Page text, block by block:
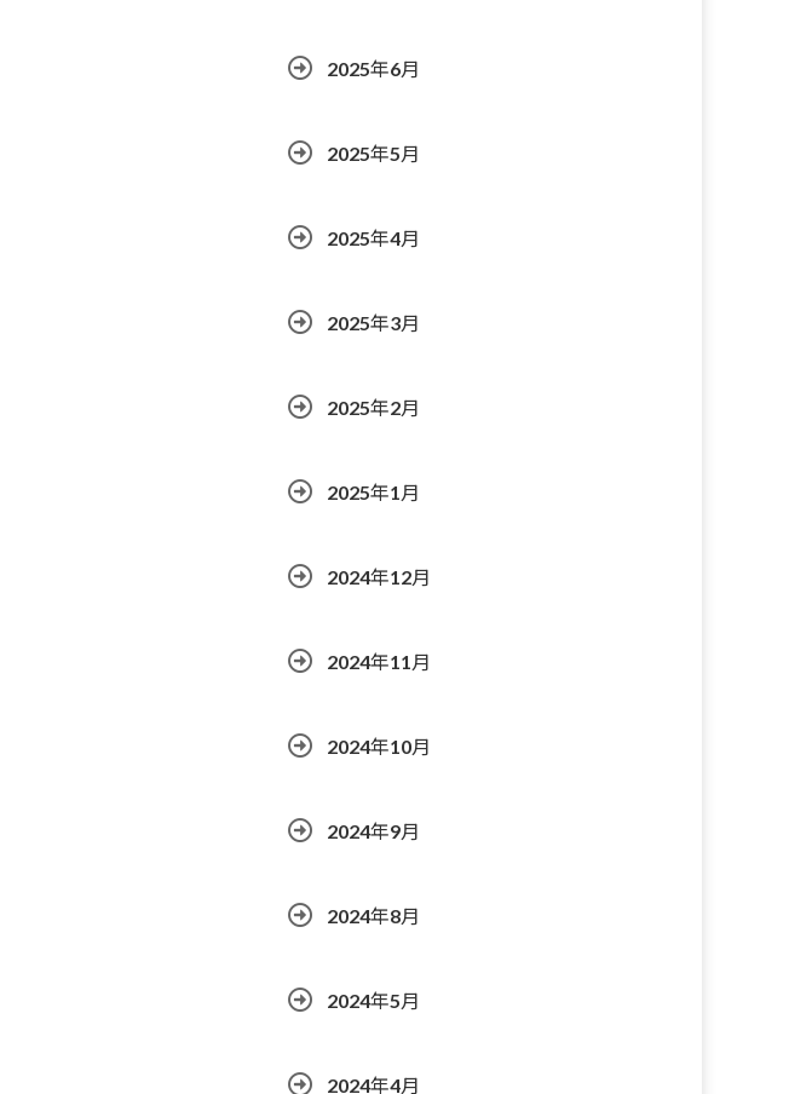
2025年6月
2025年5月
2025年4月
2025年3月
2025年2月
2025年1月
2024年12月
2024年11月
2024年10月
2024年9月
2024年8月
2024年5月
2024年4月